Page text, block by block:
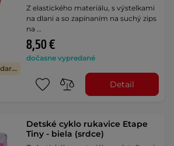
Výmena veľkosti zadarmo
Z elastického materiálu, s výstelkami
na dlani a so zapínaním na suchý zips
na …
8,50 €
dočasne vypredané
Detail
Detské cyklo rukavice Etape
Tiny - biela (srdce)